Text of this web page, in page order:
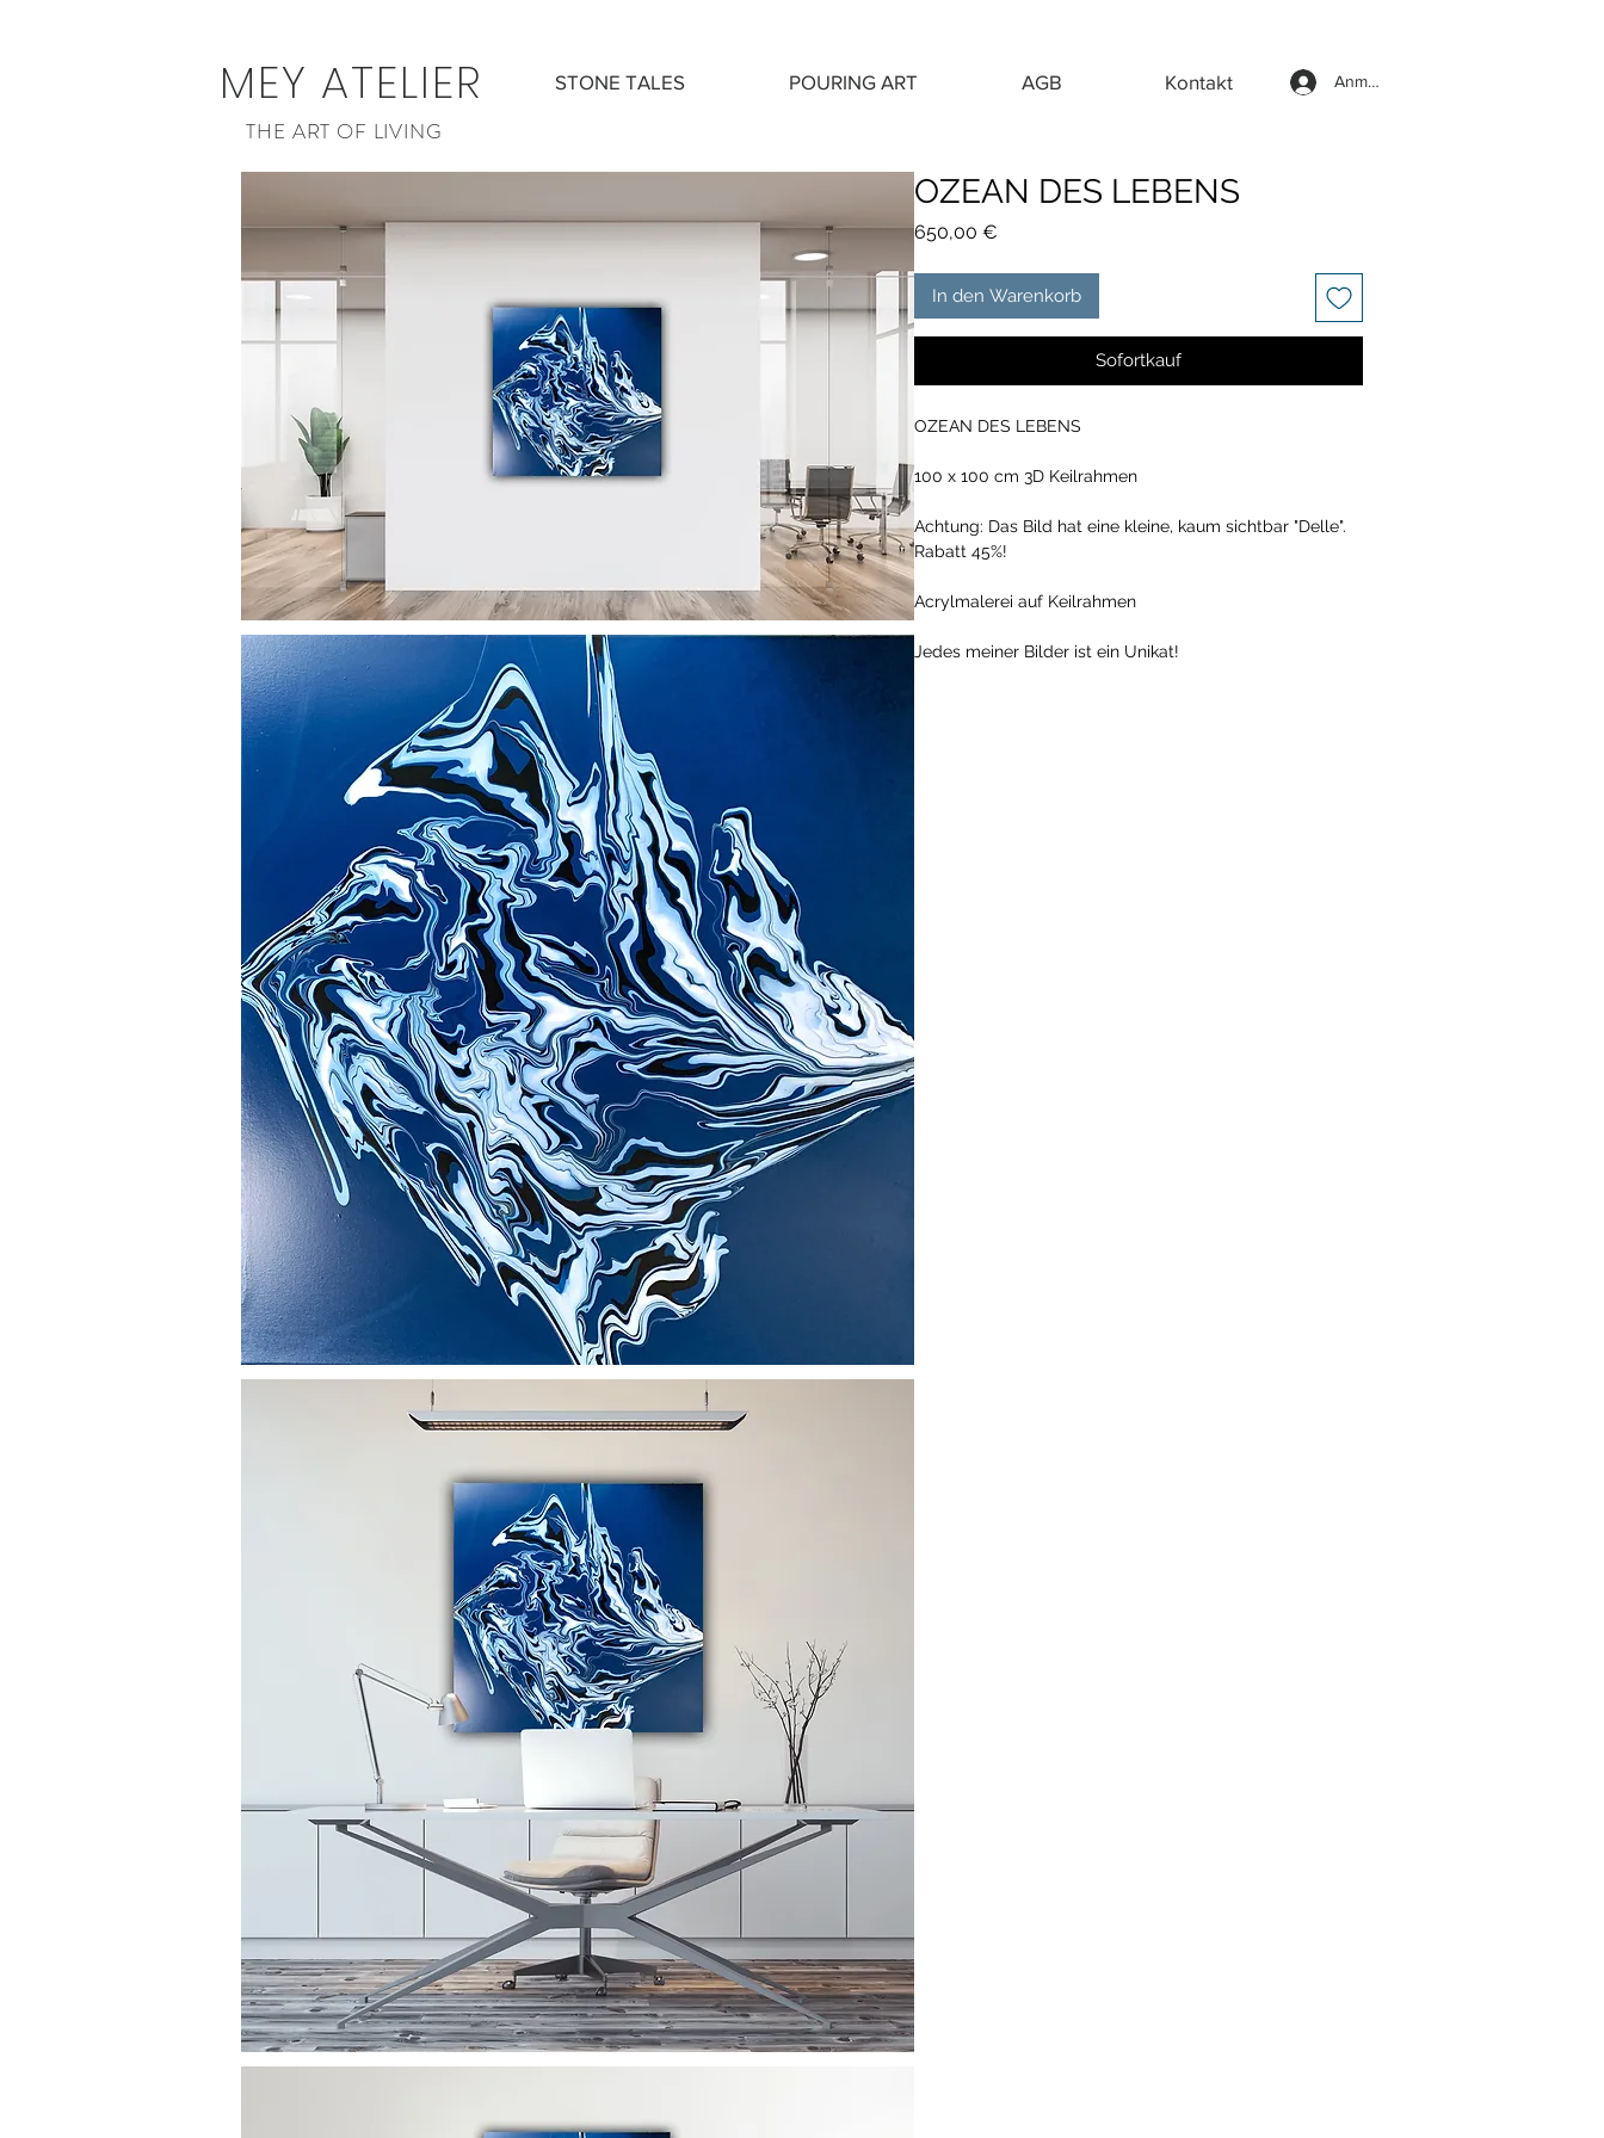
MEY ATELIER
THE ART OF LIVING
STONE TALES POURING ART AGB Kontakt Anmelden
OZEAN DES LEBENS
650,00 €
In den Warenkorb
Sofortkauf
OZEAN DES LEBENS
100 x 100 cm 3D Keilrahmen
Achtung: Das Bild hat eine kleine, kaum sichtbar "Delle".
Rabatt 45%!
Acrylmalerei auf Keilrahmen
Jedes meiner Bilder ist ein Unikat!